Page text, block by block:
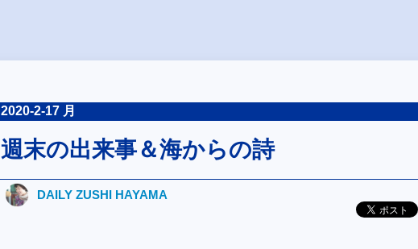
2020-2-17 月
週末の出来事＆海からの詩
DAILY ZUSHI HAYAMA